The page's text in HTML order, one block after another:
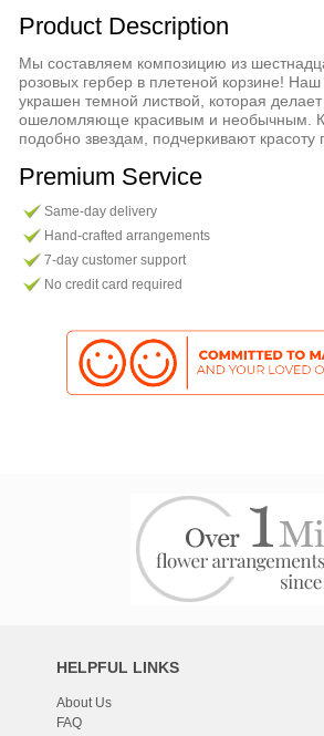
Product Description
Мы составляем композицию из
розовых гербер в плетеной корзине! Наш
украшен темной листвой, которая делает
ошеломляюще красивым и необычным.
подобно звездам, подчеркивают красоту
Premium Service
Same-day delivery
Hand-crafted arrangements
7-day customer support
No credit card required
HELPFUL LINKS
About Us
FAQ